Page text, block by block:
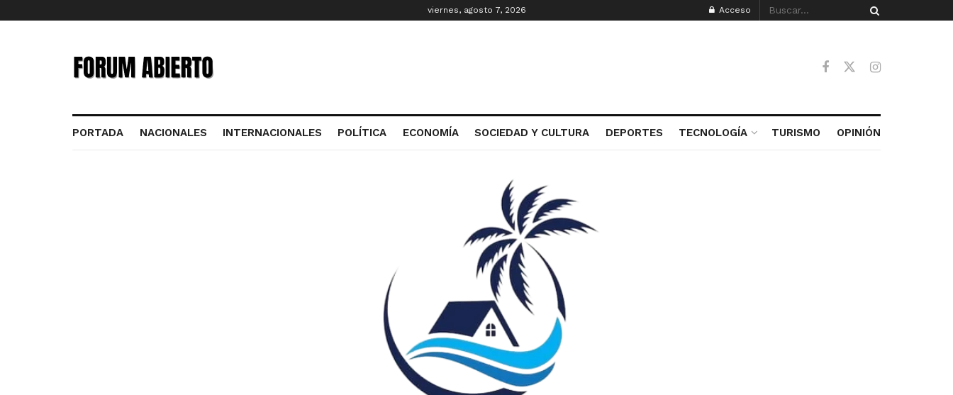
viernes, agosto 7, 2026 Acceso
PORTADA NACIONALES INTERNACIONALES POLÍTICA ECONOMÍA SOCIEDAD Y CULTURA DEPORTES TECNOLOGÍA TURISMO OPINIÓN